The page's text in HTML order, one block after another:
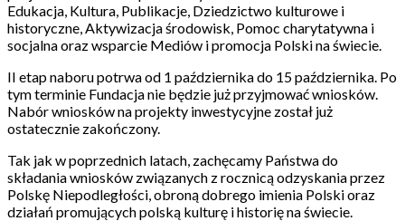
Edukacja, Kultura, Publikacje, Dziedzictwo kulturowe i
historyczne, Aktywizacja środowisk, Pomoc charytatywna i
socjalna oraz wsparcie Mediów i promocja Polski na świecie.
II etap naboru potrwa od 1 października do 15 października. Po
tym terminie Fundacja nie będzie już przyjmować wniosków.
Nabór wniosków na projekty inwestycyjne został już
ostatecznie zakończony.
Tak jak w poprzednich latach, zachęcamy Państwa do
składania wniosków związanych z rocznicą odzyskania przez
Polskę Niepodległości, obroną dobrego imienia Polski oraz
działań promujących polską kulturę i historię na świecie.